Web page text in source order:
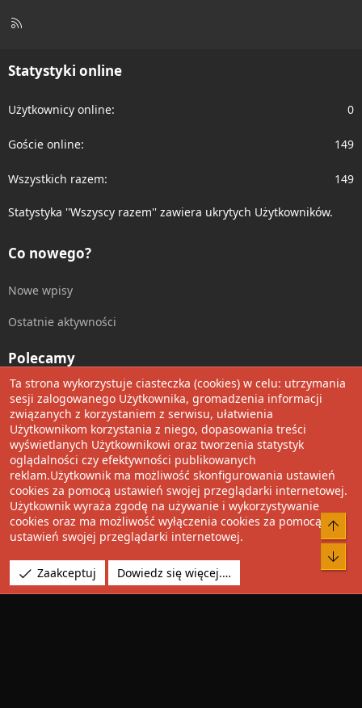
R
Statystyki online
Użytkownicy online 0
Goście online 149
Wszystkich razem 149
Statystyka ''Wszyscy razem'' zawiera ukrytych Użytkowników.
Co nowego?
Nowe wpisy
Ostatnie aktywności
Polecamy
Wolnościowe cytaty
Udostępnij
Facebook
TwitterRedditPinterest
TumblrWhatsApp
Umieść Link
Community platform by XenForo® © 2010-2022 XenForo Ltd.
Pixel Exit
Tłumaczenie wykonane przezXboxForum.pl
Media embeds
via s9e/MediaSites
Ta strona wykorzystuje ciasteczka (cookies) w celu: utrzymania
sesji zalogowanego Użytkownika, gromadzenia informacji
związanych z korzystaniem z serwisu, ułatwienia
Użytkownikom korzystania z niego, dopasowania treści
wyświetlanych Użytkownikowi oraz tworzenia statystyk
oglądalności czy efektywności publikowanych
reklam.Użytkownik ma możliwość skonfigurowania ustawień
cookies za pomocą ustawień swojej przeglądarki internetowej.
Użytkownik wyraża zgodę na używanie i wykorzystywanie
cookies oraz ma możliwość wyłączenia cookies za pomocą
ustawień swojej przeglądarki internetowej.
Zaakceptuj Dowiedz się więcej.…
Do